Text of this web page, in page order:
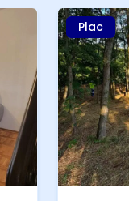
Plac